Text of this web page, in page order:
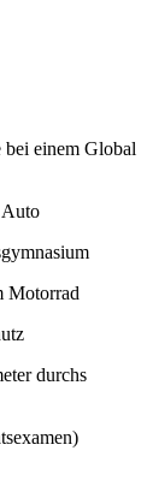
einem Global
Auto
Motorrad
durchs